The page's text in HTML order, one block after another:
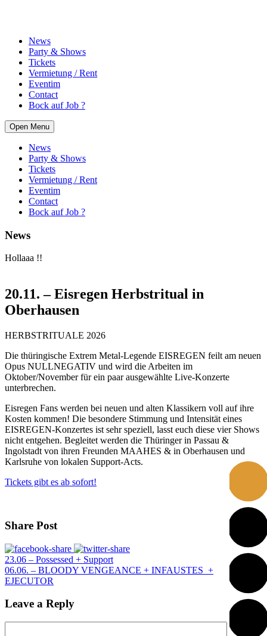
News
Party & Shows
Tickets
Vermietung / Rent
Eventim
Contact
Bock auf Job ?
Open Menu
News
Party & Shows
Tickets
Vermietung / Rent
Eventim
Contact
Bock auf Job ?
News
Hollaaa !!
20.11. – Eisregen Herbstritual in
Oberhausen
HERBSTRITUALE 2026
Die thüringische Extrem Metal-Legende EISREGEN feilt am neuen
Opus NULLNEGATIV und wird die Arbeiten im
Oktober/November für ein paar ausgewählte Live-Konzerte
unterbrechen.
Eisregen Fans werden bei neuen und alten Klassikern voll auf ihre
Kosten kommen! Die besondere Stimmung und Intensität eines
EISREGEN-Konzertes ist sehr speziell, lasst euch diese vier Shows
nicht entgehen. Begleitet werden die Thüringer in Passau &
Ingolstadt von ihren Freunden MAAHES & in Oberhausen und
Karlsruhe von lokalen Support-Acts.
Tickets gibt es ab sofort!
Share Post
23.06 – Possessed + Support
06.06. – BLOODY VENGEANCE + INFAUSTES +
EJECUTOR
Leave a Reply